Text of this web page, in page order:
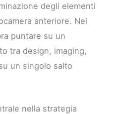
degli elementi
anteriore. Nel
puntare su un
tra design, imaging,
un singolo salto
nella strategia